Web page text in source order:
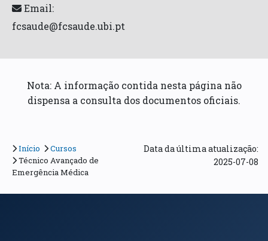
Email:
fcsaude@fcsaude.ubi.pt
Nota: A informação contida nesta página não
dispensa a consulta dos documentos oficiais.
Início
Cursos
Técnico Avançado de
Emergência Médica
Data da última atualização:
2025-07-08